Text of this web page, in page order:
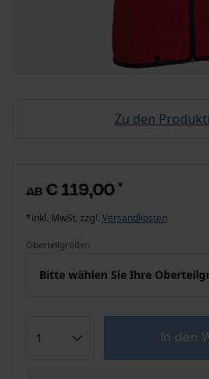
Zu den
ab € 119,00 *
*inkl. MwSt. zzgl. Versandkosten
Oberteilgrößen
Bitte wählen Sie Ihre
In den